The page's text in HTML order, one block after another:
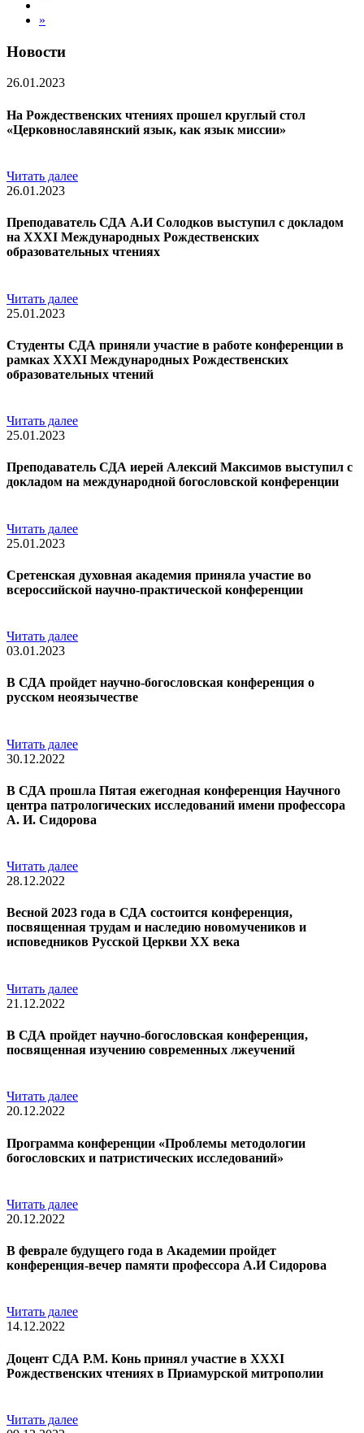
»
Новости
26.01.2023
На Рождественских чтениях прошел круглый стол
«Церковнославянский язык, как язык миссии»
Читать далее
26.01.2023
Преподаватель СДА А.И Солодков выступил с докладом
на XXXI Международных Рождественских
образовательных чтениях
Читать далее
25.01.2023
Студенты СДА приняли участие в работе конференции в
рамках XXXI Международных Рождественских
образовательных чтений
Читать далее
25.01.2023
Преподаватель СДА иерей Алексий Максимов выступил с
докладом на международной богословской конференции
Читать далее
25.01.2023
Сретенская духовная академия приняла участие во
всероссийской научно-практической конференции
Читать далее
03.01.2023
В СДА пройдет научно-богословская конференция о
русском неоязычестве
Читать далее
30.12.2022
В СДА прошла Пятая ежегодная конференция Научного
центра патрологических исследований имени профессора
А. И. Сидорова
Читать далее
28.12.2022
Весной 2023 года в СДА состоится конференция,
посвященная трудам и наследию новомучеников и
исповедников Русской Церкви XX века
Читать далее
21.12.2022
В СДА пройдет научно-богословская конференция,
посвященная изучению современных лжеучений
Читать далее
20.12.2022
Программа конференции «Проблемы методологии
богословских и патристических исследований»
Читать далее
20.12.2022
В феврале будущего года в Академии пройдет
конференция-вечер памяти профессора А.И Сидорова
Читать далее
14.12.2022
Доцент СДА Р.М. Конь принял участие в XXXI
Рождественских чтениях в Приамурской митрополии
Читать далее